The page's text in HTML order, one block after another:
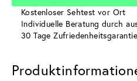
Kostenloser Sehtest vor Ort
Individuelle Beratung durch
30 Tage Zufriedenheitsgarantie